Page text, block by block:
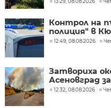
Контрол на
полиция" в
12:49, 08.08.2026
Затвориха
Асеновград
12:32, 08.08.2026